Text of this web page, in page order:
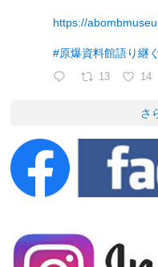
https://
#原爆資料館語り継
13 14
さ